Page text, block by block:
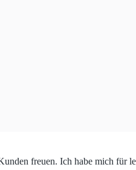
freuen. Ich habe mich für